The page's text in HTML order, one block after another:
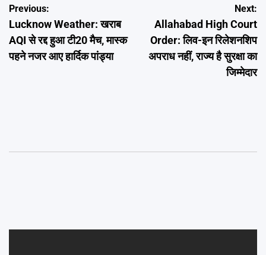
Post
navigation
Previous:
Lucknow Weather: खराब
AQI से रद्द हुआ टी20 मैच, मास्क
पहने नजर आए हार्दिक पांड्या
Next:
Allahabad High Court
Order: लिव-इन रिलेशनशिप
अपराध नहीं, राज्य है सुरक्षा का
जिम्मेदार